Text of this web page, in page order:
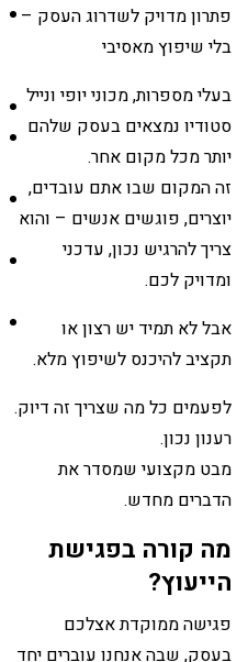
פתרון מדויק לשדרוג העסק –
בלי שיפוץ מאסיבי
בעלי מספרות, מכוני יופי ונייל
סטודיו נמצאים בעסק שלהם
יותר מכל מקום אחר.
זה המקום שבו אתם עובדים,
יוצרים, פוגשים אנשים – והוא
צריך להרגיש נכון, עדכני
ומדויק לכם.
אבל לא תמיד יש רצון או
תקציב להיכנס לשיפוץ מלא.
לפעמים כל מה שצריך זה דיוק.
רענון נכון.
מבט מקצועי שמסדר את
הדברים מחדש.
מה קורה בפגישת
הייעוץ?
פגישה ממוקדת אצלכם
בעסק, שבה אנחנו עוברים יחד